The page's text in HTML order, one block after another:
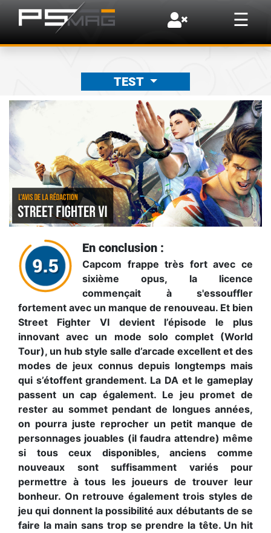
☰
×
TEST
En conclusion :
Capcom frappe très fort avec ce
sixième opus, la licence
commençait à s'essouffler
fortement avec un manque de renouveau. Et bien
Street Fighter VI devient l’épisode le plus
innovant avec un mode solo complet (World
Tour), un hub style salle d’arcade excellent et des
modes de jeux connus depuis longtemps mais
qui s’étoffent grandement. La DA et le gameplay
passent un cap également. Le jeu promet de
rester au sommet pendant de longues années,
on pourra juste reprocher un petit manque de
personnages jouables (il faudra attendre) même
si tous ceux disponibles, anciens comme
nouveaux sont suffisamment variés pour
permettre à tous les joueurs de trouver leur
bonheur. On retrouve également trois styles de
jeu qui donnent la possibilité aux débutants de se
faire la main sans trop se prendre la tête. Un hit